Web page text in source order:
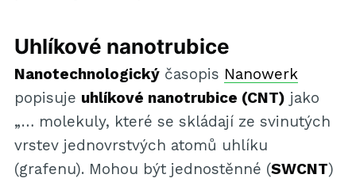
Uhlíkové nanotrubice
Nanotechnologickýčasopis Nanowerk
popisuje uhlíkové nanotrubice (CNT) jako
„… molekuly, které se skládají ze svinutých
vrstev jednovrstvých atomů uhlíku
(grafenu). Mohou být jednostěnné (SWCNT)